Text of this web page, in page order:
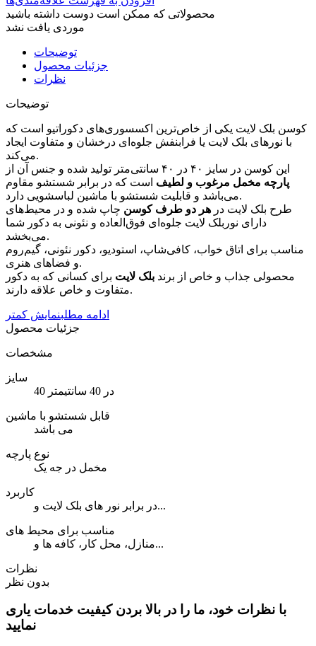
محصولاتی که ممکن است دوست داشته باشید
موردی یافت نشد
توضیحات
جزئیات محصول
نظرات
توضیحات
کوسن بلک لایت یکی از خاص‌ترین اکسسوری‌های دکوراتیو است که
با نورهای بلک لایت یا فرابنفش جلوه‌ای درخشان و متفاوت ایجاد
می‌کند.
این کوسن در سایز ۴۰ در ۴۰ سانتی‌متر تولید شده و جنس آن از
پارچه مخمل مرغوب و لطیف است که در برابر شستشو مقاوم
می‌باشد و قابلیت شستشو با ماشین لباسشویی دارد.
طرح بلک لایت در هر دو طرف کوسن چاپ شده و در محیط‌های
دارای نوربلک لایت جلوه‌ای فوق‌العاده و نئونی به دکور شما
می‌بخشد.
مناسب برای اتاق خواب، کافی‌شاپ، استودیو، دکور نئونی، گیم‌روم
و فضاهای هنری.
محصولی جذاب و خاص از برند بلک لایت برای کسانی که به دکور
متفاوت و خاص علاقه دارند.
ادامه مطلبنمایش کمتر
جزئیات محصول
مشخصات
سایز
40 در 40 سانتیمتر
قابل شستشو با ماشین
می باشد
نوع پارچه
مخمل در جه یک
کاربرد
در برابر نور های بلک لایت و...
مناسب برای محیط های
منازل، محل کار، کافه ها و...
نظرات
بدون نظر
با نظرات خود، ما را در بالا بردن کیفیت خدمات یاری
نمایید